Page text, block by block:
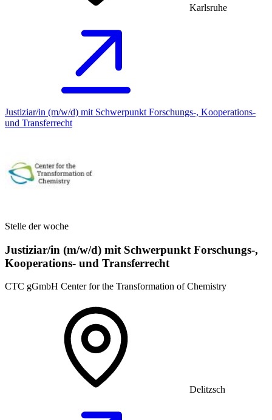
Karlsruhe
Justiziar/in (m/w/d) mit Schwerpunkt Forschungs-, Kooperations-
und Transferrecht
Stelle der woche
Justiziar/in (m/w/d) mit Schwerpunkt Forschungs-,
Kooperations- und Transferrecht
CTC gGmbH Center for the Transformation of Chemistry
Delitzsch